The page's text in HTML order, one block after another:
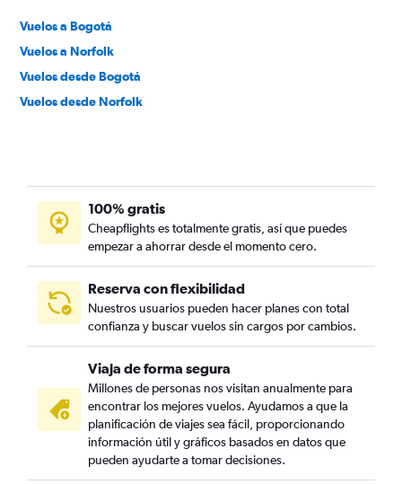
Vuelos a Bogotá
Vuelos a Norfolk
Vuelos desde Bogotá
Vuelos desde Norfolk
100% gratis
Cheapflights es totalmente gratis, así que puedes
empezar a ahorrar desde el momento cero.
Reserva con flexibilidad
Nuestros usuarios pueden hacer planes con total
confianza y buscar vuelos sin cargos por cambios.
Viaja de forma segura
Millones de personas nos visitan anualmente para
encontrar los mejores vuelos. Ayudamos a que la
planificación de viajes sea fácil, proporcionando
información útil y gráficos basados en datos que
pueden ayudarte a tomar decisiones.